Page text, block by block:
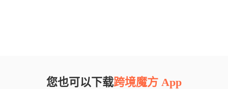
您也可以下载跨境魔方 App